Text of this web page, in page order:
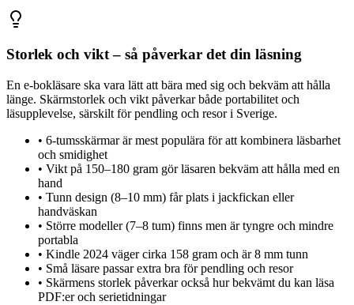
Storlek och vikt – så påverkar det din läsning
En e-bokläsare ska vara lätt att bära med sig och bekväm att hålla
länge. Skärmstorlek och vikt påverkar både portabilitet och
läsupplevelse, särskilt för pendling och resor i Sverige.
• 6-tumsskärmar är mest populära för att kombinera läsbarhet
och smidighet
• Vikt på 150–180 gram gör läsaren bekväm att hålla med en
hand
• Tunn design (8–10 mm) får plats i jackfickan eller
handväskan
• Större modeller (7–8 tum) finns men är tyngre och mindre
portabla
• Kindle 2024 väger cirka 158 gram och är 8 mm tunn
• Små läsare passar extra bra för pendling och resor
• Skärmens storlek påverkar också hur bekvämt du kan läsa
PDF:er och serietidningar